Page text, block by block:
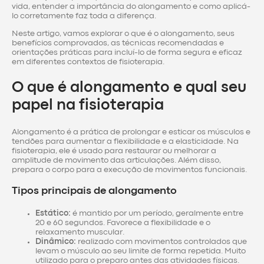
vida, entender a importância do alongamento e como aplicá-
lo corretamente faz toda a diferença.
Neste artigo, vamos explorar o que é o alongamento, seus
benefícios comprovados, as técnicas recomendadas e
orientações práticas para incluí-lo de forma segura e eficaz
em diferentes contextos de fisioterapia.
O que é alongamento e qual seu
papel na fisioterapia
Alongamento é a prática de prolongar e esticar os músculos e
tendões para aumentar a flexibilidade e a elasticidade. Na
fisioterapia, ele é usado para restaurar ou melhorar a
amplitude de movimento das articulações. Além disso,
prepara o corpo para a execução de movimentos funcionais.
Tipos principais de alongamento
Estático: é mantido por um período, geralmente entre
20 e 60 segundos. Favorece a flexibilidade e o
relaxamento muscular.
Dinâmico: realizado com movimentos controlados que
levam o músculo ao seu limite de forma repetida. Muito
utilizado para o preparo antes das atividades físicas.